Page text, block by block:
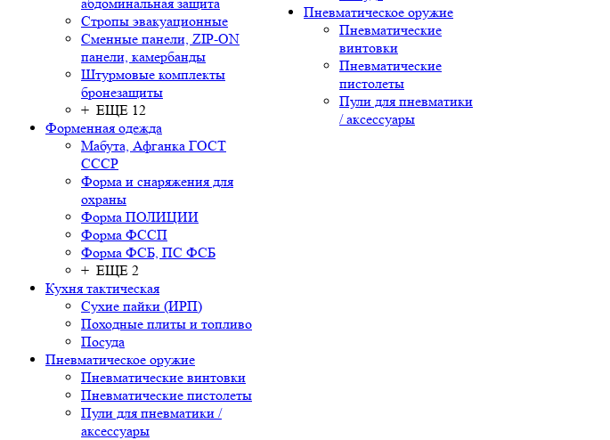
Стропы эвакуационные
Сменные панели, ZIP-ON
панели, камербанды
Штурмовые комплекты
бронезащиты
+ ЕЩЕ 12
Форменная одежда
Мабута, Афганка ГОСТ
СССР
Форма и снаряжения для
охраны
Форма ПОЛИЦИИ
Форма ФССП
Форма ФСБ, ПС ФСБ
+ ЕЩЕ 2
Кухня тактическая
Сухие пайки (ИРП)
Походные плиты и топливо
Посуда
Пневматическое оружие
Пневматические винтовки
Пневматические пистолеты
Пули для пневматики /
аксессуары
Пневматическое оружие
Пневматические
винтовки
Пневматические
пистолеты
Пули для пневматики
/ аксессуары